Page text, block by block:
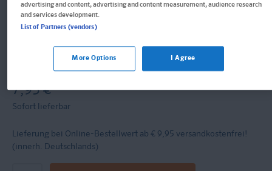
Buch
Format: 17,0 x 24,0 cm, 80 Seiten
Informationen für Lehrer:innen und Referendar:innen
7,95 €
Sofort lieferbar
Lieferung bei Online-Bestellwert ab € 9,95 versandkostenfrei!
(innerh. Deutschlands)
advertising and content, advertising and content measurement, audience research
and services development.
List of Partners (vendors)
I Agree
More Options